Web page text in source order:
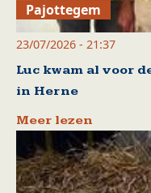
Pajottegem
23/07/2026 - 21:37
Luc kwam al voor
in Herne
Meer lezen